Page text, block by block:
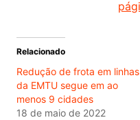
Relacionado
Redução de frota em linhas
da EMTU segue em ao
menos 9 cidades
18 de maio de 2022